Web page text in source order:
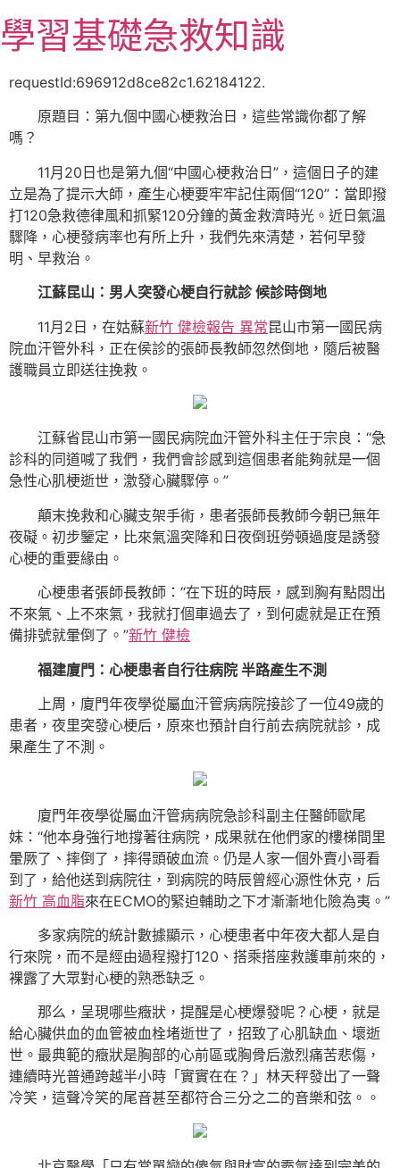
至
主
學習基礎急救知識
requestId:696912d8ce82c1.62184122.
原題目：第九個中國心梗救治日，這些常識你都了解
嗎？
11月20日也是第九個“中國心梗救治日”，這個日子的建
立是為了提示大師，產生心梗要牢牢記住兩個“120”：當即撥
打120急救德律風和抓緊120分鐘的黃金救濟時光。近日氣溫
驟降，心梗發病率也有所上升，我們先來清楚，若何早發
明、早救治。
江蘇昆山：男人突發心梗自行就診 候診時倒地
11月2日，在姑蘇新竹 健檢報告 異常昆山市第一國民病
院血汗管外科，正在侯診的張師長教師忽然倒地，隨后被醫
護職員立即送往挽救。
江蘇省昆山市第一國民病院血汗管外科主任于宗良：“急
診科的同道喊了我們，我們會診感到這個患者能夠就是一個
急性心肌梗逝世，激發心臟驟停。”
顛末挽救和心臟支架手術，患者張師長教師今朝已無年
夜礙。初步鑒定，比來氣溫突降和日夜倒班勞頓過度是誘發
心梗的重要緣由。
心梗患者張師長教師：“在下班的時辰，感到胸有點悶出
不來氣、上不來氣，我就打個車過去了，到何處就是正在預
備排號就暈倒了。”新竹 健檢
福建廈門：心梗患者自行往病院 半路產生不測
上周，廈門年夜學從屬血汗管病病院接診了一位49歲的
患者，夜里突發心梗后，原來也預計自行前去病院就診，成
果產生了不測。
廈門年夜學從屬血汗管病病院急診科副主任醫師歐尾
妹：“他本身強行地撐著往病院，成果就在他們家的樓梯間里
暈厥了、摔倒了，摔得頭破血流。仍是人家一個外賣小哥看
到了，給他送到病院往，到病院的時辰曾經心源性休克，后
新竹 高血脂來在ECMO的緊迫輔助之下才漸漸地化險為夷。”
多家病院的統計數據顯示，心梗患者中年夜大都人是自
行來院，而不是經由過程撥打120、搭乘搭座救護車前來的，
裸露了大眾對心梗的熟悉缺乏。
那么，呈現哪些癥狀，提醒是心梗爆發呢？心梗，就是
給心臟供血的血管被血栓堵逝世了，招致了心肌缺血、壞逝
世。最典範的癥狀是胸部的心前區或胸骨后激烈痛苦悲傷，
連續時光普通跨越半小時「實實在在？」林天秤發出了一聲
冷笑，這聲冷笑的尾音甚至都符合三分之二的音樂和弦。。